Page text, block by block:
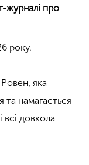
журналі про
року.
яка
та намагається
всі довкола